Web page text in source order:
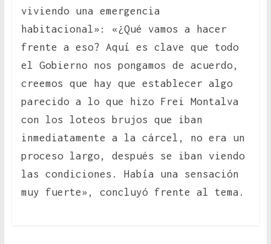
viviendo una emergencia
habitacional»: «¿Qué vamos a hacer
frente a eso? Aquí es clave que todo
el Gobierno nos pongamos de acuerdo,
creemos que hay que establecer algo
parecido a lo que hizo Frei Montalva
con los loteos brujos que iban
inmediatamente a la cárcel, no era un
proceso largo, después se iban viendo
las condiciones. Había una sensación
muy fuerte», concluyó frente al tema.